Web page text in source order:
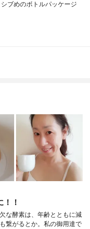
ブめのボトルパッケージ
！
な酵素は、年齢とともに減
繋がるとか。私の御用達で